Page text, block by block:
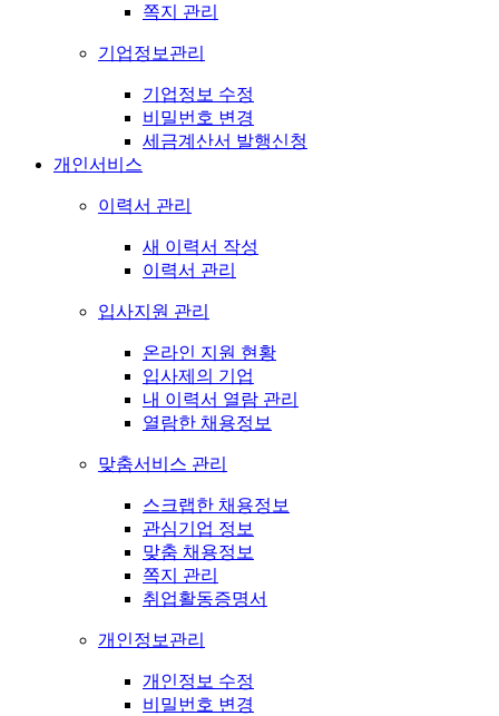
쪽지 관리
기업정보관리
기업정보 수정
비밀번호 변경
세금계산서 발행신청
개인서비스
이력서 관리
새 이력서 작성
이력서 관리
입사지원 관리
온라인 지원 현황
입사제의 기업
내 이력서 열람 관리
열람한 채용정보
맞춤서비스 관리
스크랩한 채용정보
관심기업 정보
맞춤 채용정보
쪽지 관리
취업활동증명서
개인정보관리
개인정보 수정
비밀번호 변경